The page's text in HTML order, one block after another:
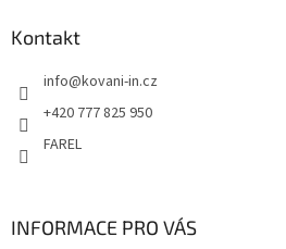
Kontakt
info@kovani-in.cz
+420 777 825 950
FAREL
INFORMACE PRO VÁS